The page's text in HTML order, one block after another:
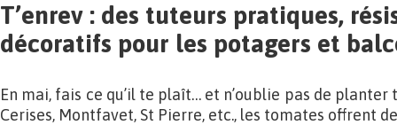
T’enrev : des tuteurs pratiques,
décoratifs pour les potagers et
En mai, fais ce qu’il te plaît… et n’oublie pas de
Cerises, Montfavet, St Pierre, etc., les tomates offrent